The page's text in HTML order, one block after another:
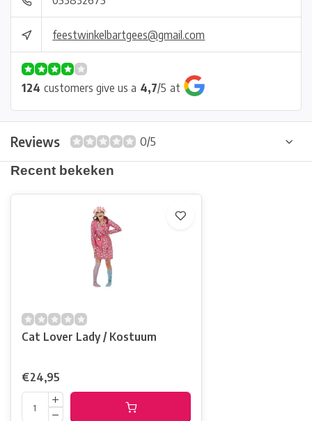
feestwinkelbartgees@gmail.com
124 customers give us a 4,7/5 at
Reviews
0/5
Recent bekeken
Cat Lover Lady / Kostuum
€24,95